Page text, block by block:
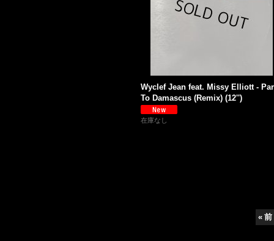
Wyclef Jean feat. Missy Elliott -
To Damascus (Remix) (12'')
在庫なし
« 前